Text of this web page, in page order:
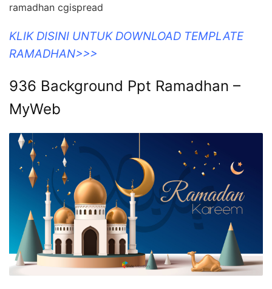
ramadhan cgispread
KLIK DISINI UNTUK DOWNLOAD TEMPLATE
RAMADHAN>>>
936 Background Ppt Ramadhan –
MyWeb